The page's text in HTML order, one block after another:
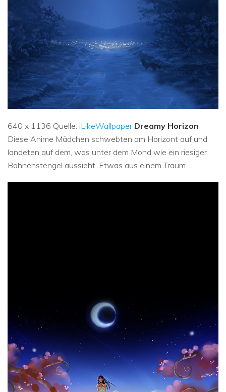
640 x 1136 Quelle: iLikeWallpaper Dreamy Horizon
Diese Anime Mädchen schwebten am Horizont auf und
landeten auf dem, was unter dem Mond wie ein riesiger
Bohnenstengel aussieht. Etwas aus einem Traum.